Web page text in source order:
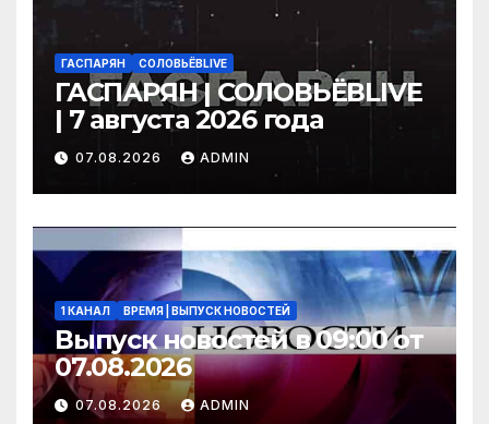
ГАСПАРЯН СОЛОВЬЁВLIVE
ГАСПАРЯН | СОЛОВЬЁВLIVE
| 7 августа 2026 года
07.08.2026 ADMIN
1 КАНАЛ ВРЕМЯ | ВЫПУСК НОВОСТЕЙ
Выпуск новостей в 09:00 от
07.08.2026
07.08.2026 ADMIN